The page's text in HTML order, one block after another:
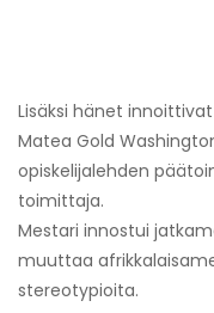
Lisäksi hänet
Matea Gold
opiskelijalehden
toimittaja.
Mestari innostui
muuttaa
stereotypioita.